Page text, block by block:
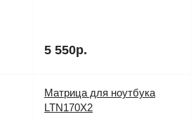
5 550р.
Матрица для ноутбука
LTN170X2